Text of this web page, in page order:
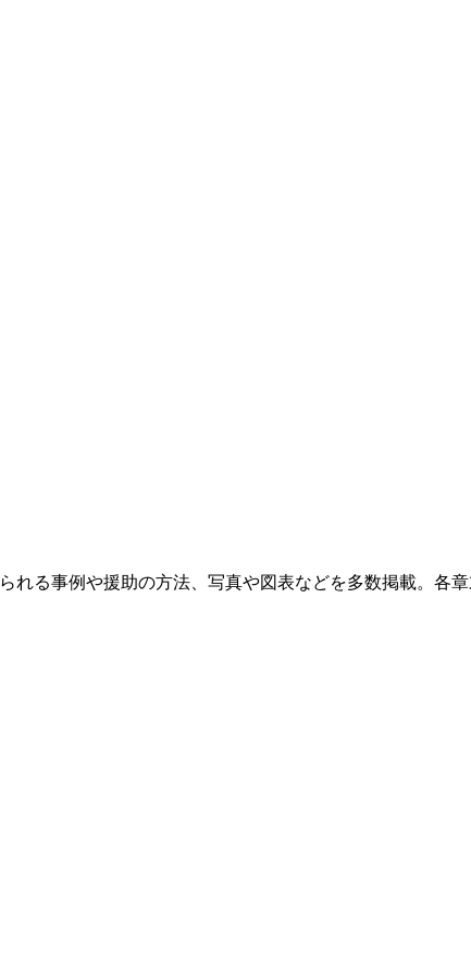
る事例や援助の方法、写真や図表などを多数掲載。各